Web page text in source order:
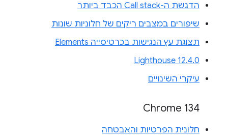
הדגשת ה-Call stack הכבד ביותר
שיפורים במצבים ריקים של חלוניות שונות
תצוגת עץ הנגישות בכרטיסייה Elements
Lighthouse 12.4.0
עיקרי השינויים
Chrome 134
חלונית הפרטיות והאבטחה